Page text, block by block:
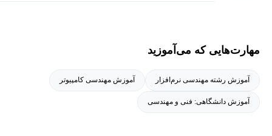
مهارت‌هایی که می‌آموزید
آموزش رشته مهندسی نرم‌افزار آموزش مهندسی کامپیوتر
آموزش دانشگاهی: فنی و مهندسی